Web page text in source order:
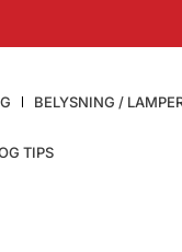
BELYSNING /
TIPS